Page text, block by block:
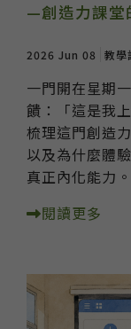
—創造力課堂
2026 Jun 08 教學
一門開在星期
饋：「這是我
梳理這門創造
以及為什麼體
真正內化能力。
閱讀更多